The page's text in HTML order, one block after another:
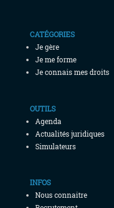
CATÉGORIES
Je gère
Je me forme
Je connais mes droits
OUTILS
Agenda
Actualités juridiques
Simulateurs
INFOS
Nous connaitre